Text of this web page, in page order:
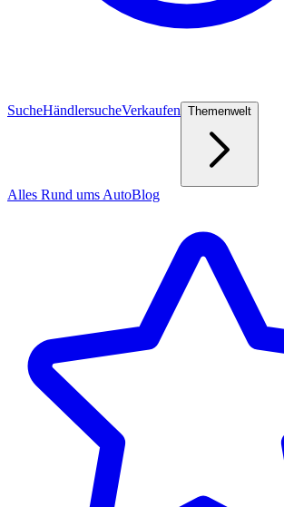
SucheHändlersucheVerkaufen Themenwelt
Alles Rund ums AutoBlog